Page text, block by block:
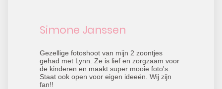
Simone Janssen
Gezellige fotoshoot van mijn 2 zoontjes
gehad met Lynn. Ze is lief en zorgzaam voor
de kinderen en maakt super mooie foto's.
Staat ook open voor eigen ideeën. Wij zijn
fan!!